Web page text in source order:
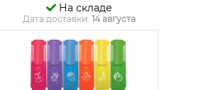
На складе
Дата доставки: 14 августа